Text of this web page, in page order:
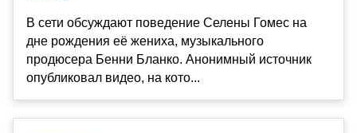
В сети обсуждают поведение Селены Гомес на
дне рождения её жениха, музыкального
продюсера Бенни Бланко. Анонимный источник
опубликовал видео, на кото...